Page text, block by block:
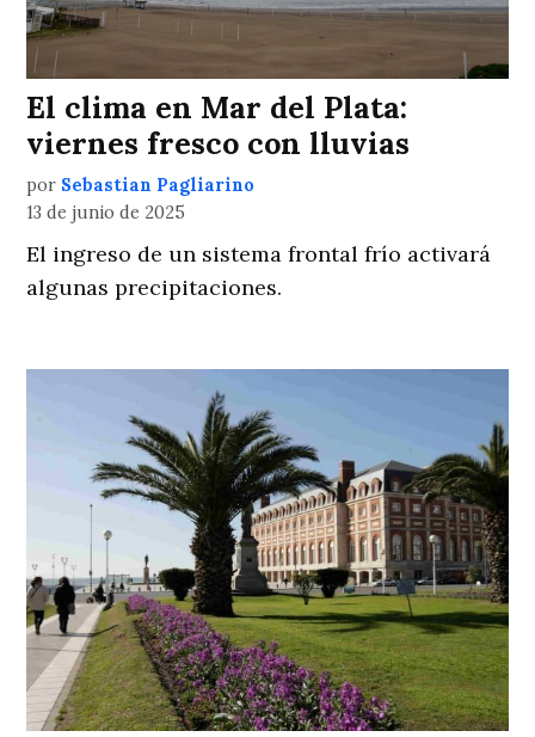
El clima en Mar del Plata:
viernes fresco con lluvias
por Sebastian Pagliarino
13 de junio de 2025
El ingreso de un sistema frontal frío activará
algunas precipitaciones.